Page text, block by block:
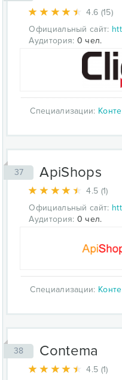
4.6 (15)
Официальный сайт:
Аудитория: 0 чел.
Специализации:
37 ApiShops
4.5 (1)
Официальный сайт:
Аудитория: 0 чел.
Специализации:
38 Contema
4.5 (1)